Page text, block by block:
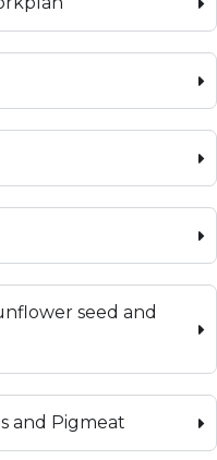
seed and
and Pigmeat